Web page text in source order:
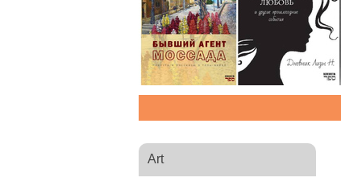
Art